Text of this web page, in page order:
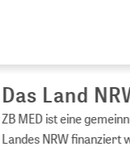
NRW
gemeinnützige
wird.